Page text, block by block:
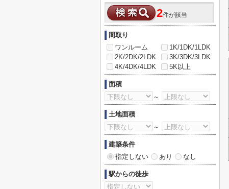
2件が該当
間取り
ワンルーム
1K/1DK/1LDK
2K/2DK/2LDK
3K/3DK/3LDK
4K/4DK/4LDK
5K以上
面積
～
土地面積
～
建築条件
指定しない
あり なし
駅からの徒歩